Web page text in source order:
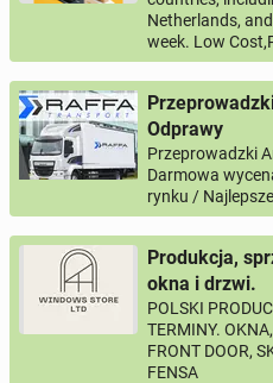
Netherlands,
week. Low
Odprawy
Przeprowadzki
Darmowa
rynku /
Produkcja,
okna i drzwi.
POLSKI
TERMINY.
FRONT DOOR,
FENSA